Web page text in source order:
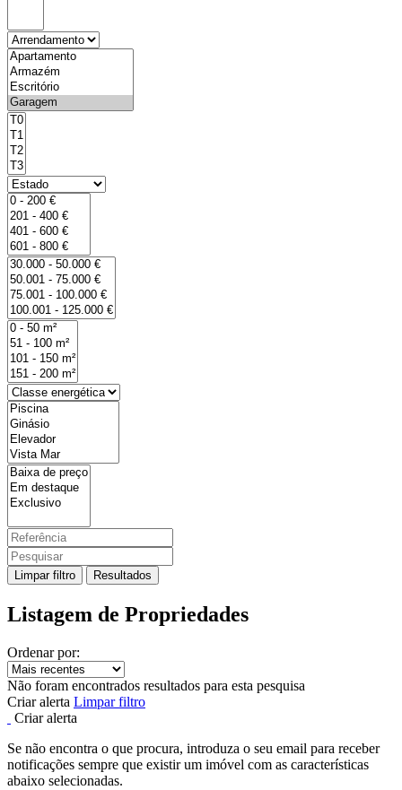
Limpar filtro Resultados
Listagem de Propriedades
Ordenar por:
Não foram encontrados resultados para esta pesquisa
Criar alerta Limpar filtro
Criar alerta
Se não encontra o que procura, introduza o seu email para receber
notificações sempre que existir um imóvel com as características
abaixo selecionadas.